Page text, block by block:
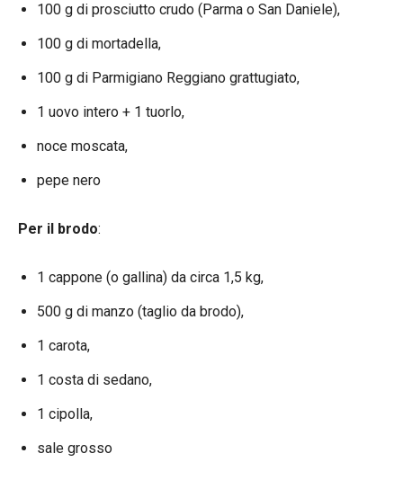
100 g di prosciutto crudo (Parma o San Daniele),
100 g di mortadella,
100 g di Parmigiano Reggiano grattugiato,
1 uovo intero + 1 tuorlo,
noce moscata,
pepe nero
Per il brodo:
1 cappone (o gallina) da circa 1,5 kg,
500 g di manzo (taglio da brodo),
1 carota,
1 costa di sedano,
1 cipolla,
sale grosso